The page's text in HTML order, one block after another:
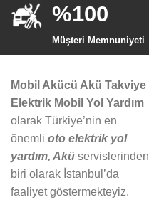
%100
Müşteri Memnuniyeti
Mobil Akücü Akü Takviye
Elektrik Mobil Yol Yardım
olarak Türkiye’nin en
önemli oto elektrik yol
yardım, Akü servislerinden
biri olarak İstanbul’da
faaliyet göstermekteyiz.